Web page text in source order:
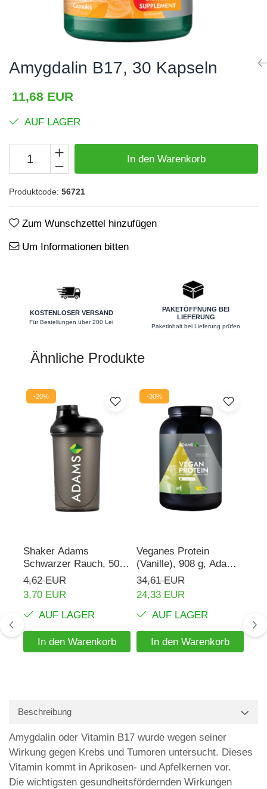
Zubehör
Shaker
Sporttaschen
Proteinriegel
Andere Riegel
Haare, Haut und Nägel
Hepatobiliär
Hormonstörungen
Immunität
Leberschutz
Leichte Verdauung
Migräne
Muskelkrämpfe
Potenz
Schilddrüse
Speicher
Urinieren
Verdauung
Wechseljahre
Wohlbefinden & Langlebigkeit
Amygdalin B17, 30 Kapseln
11,68 EUR
AUF LAGER
In den Warenkorb
Produktcode: 56721
Zum Wunschzettel hinzufügen
Um Informationen bitten
KOSTENLOSER VERSAND
Für Bestellungen über 200 Lei
PAKETÖFFNUNG BEI
LIEFERUNG
Paketinhalt bei Lieferung prüfen
Ähnliche Produkte
-20%
Shaker Adams
Schwarzer Rauch, 500
ml
4,62 EUR
3,70 EUR
AUF LAGER
In den Warenkorb
-30%
Veganes Protein
(Vanille), 908 g, Adams
Supplements
34,61 EUR
24,33 EUR
AUF LAGER
In den Warenkorb
Beschreibung
Amygdalin oder Vitamin B17 wurde wegen seiner
Wirkung gegen Krebs und Tumoren untersucht. Dieses
Vitamin kommt in Aprikosen- und Apfelkernen vor.
Die wichtigsten gesundheitsfördernden Wirkungen